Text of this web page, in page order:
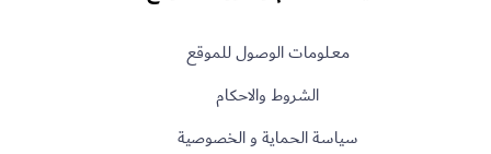
معـلومات الوصول للموقع
الشروط والاحكام
سياسة الحماية و الخصوصية